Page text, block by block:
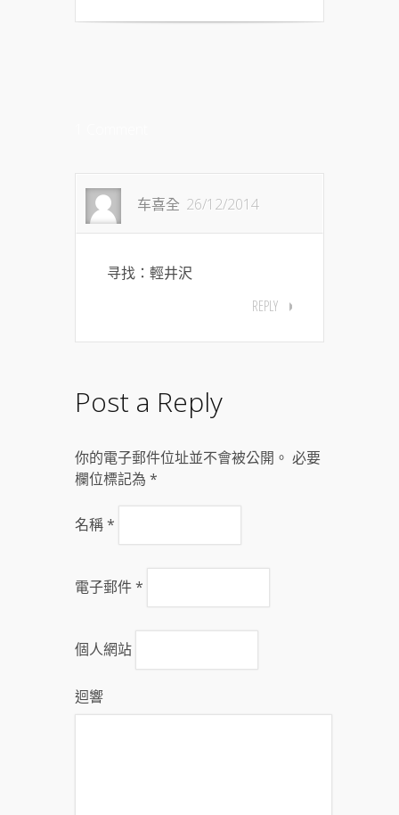
车喜全 26/12/2014
寻找：輕井沢
REPLY
Post a Reply
你的電子郵件位址並不會被公開。 必要
欄位標記為 *
名稱*
電子郵件*
個人網站
迴響